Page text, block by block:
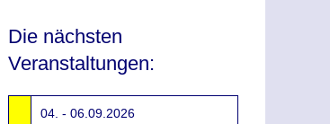
Die nächsten
Veranstaltungen:
04. - 06.09.2026